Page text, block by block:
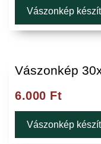
Vászonkép
Vászonkép
6.000 Ft
Vászonkép